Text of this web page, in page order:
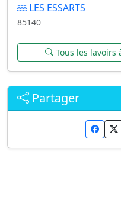
LES ESSARTS
85140
Tous les lavoirs
Partager